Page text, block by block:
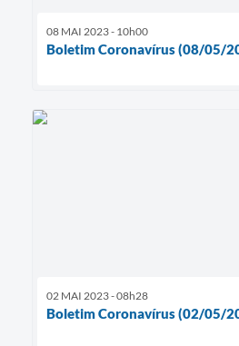
08 MAI 2023 - 10h00
Boletim Coronavírus (08/05/
02 MAI 2023 - 08h28
Boletim Coronavírus (02/05/